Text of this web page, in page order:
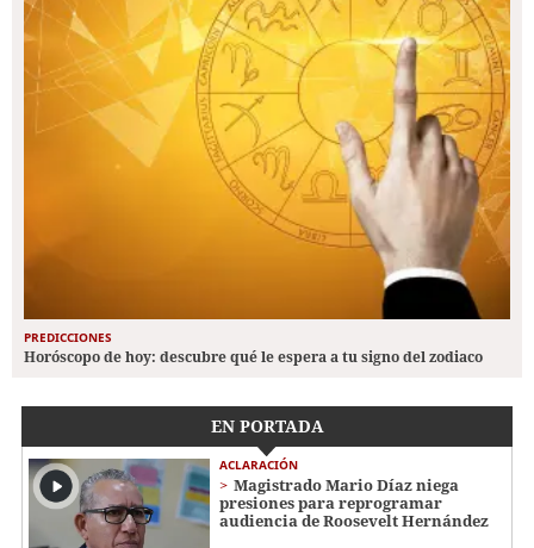
PREDICCIONES
Horóscopo de hoy: descubre qué le espera a tu signo del zodiaco
EN PORTADA
ACLARACIÓN
Magistrado Mario Díaz niega
presiones para reprogramar
audiencia de Roosevelt Hernández